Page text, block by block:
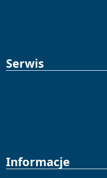
Serwis
Informacje